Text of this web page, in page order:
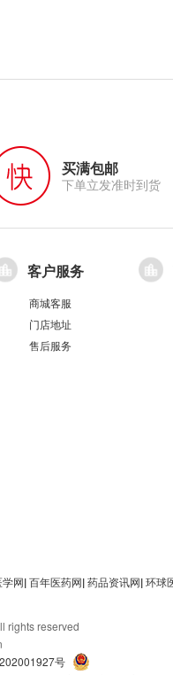
买满包邮
下单立发准时到货
客户服务
商城客服
门店地址
售后服务
网| 百年医药网| 药品资讯网| 环球
rights reserved
号